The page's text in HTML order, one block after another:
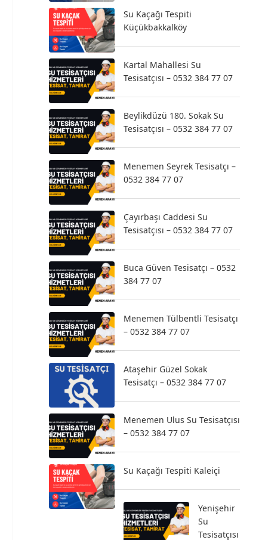
Su Kaçağı Tespiti
Küçükbakkalköy
Kartal Mahallesi Su
Tesisatçısı – 0532 384 77 07
Beylikdüzü 180. Sokak Su
Tesisatçısı – 0532 384 77 07
Menemen Seyrek Tesisatçı –
0532 384 77 07
Çayırbaşı Caddesi Su
Tesisatçısı – 0532 384 77 07
Buca Güven Tesisatçı – 0532
384 77 07
Menemen Tülbentli Tesisatçı
– 0532 384 77 07
Ataşehir Güzel Sokak
Tesisatçı – 0532 384 77 07
Menemen Ulus Su Tesisatçısı
– 0532 384 77 07
Su Kaçağı Tespiti Kaleiçi
Yenişehir
Su
Tesisatçısı